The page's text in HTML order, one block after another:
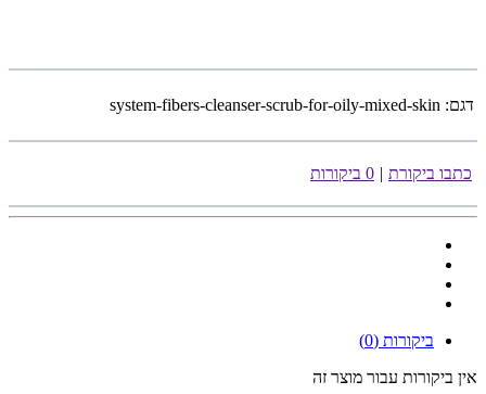
דגם: system-fibers-cleanser-scrub-for-oily-mixed-skin
כתבו ביקורת | 0 ביקורות
ביקורות (0)
אין ביקורות עבור מוצר זה